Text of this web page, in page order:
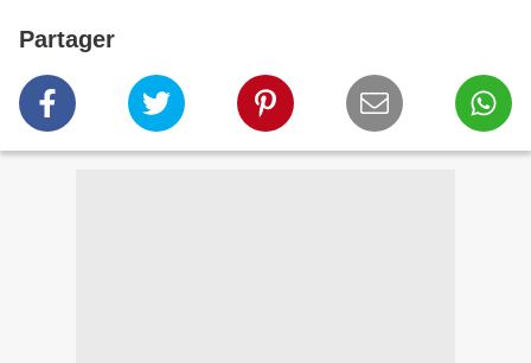
Partager